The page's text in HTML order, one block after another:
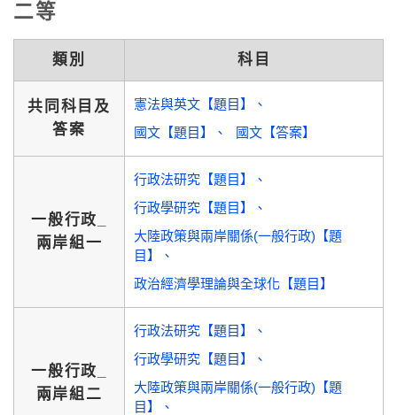
二等
類別 科目
共同科目及
答案
憲法與英文【題目】
國文【題目】
國文【答案】
一般行政_
兩岸組一
行政法研究【題目】
行政學研究【題目】
大陸政策與兩岸關係(一般行政)【題
目】
政治經濟學理論與全球化【題目】
一般行政_
兩岸組二
行政法研究【題目】
行政學研究【題目】
大陸政策與兩岸關係(一般行政)【題
目】